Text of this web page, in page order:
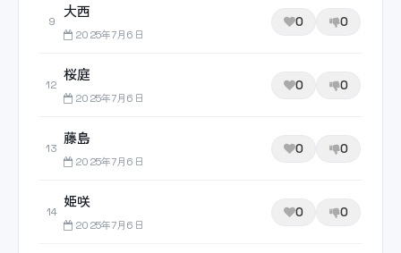
9
大西
2025年7月6日
0 0
12
桜庭
2025年7月6日
0 0
13
藤島
2025年7月6日
0 0
14
姫咲
2025年7月6日
0 0